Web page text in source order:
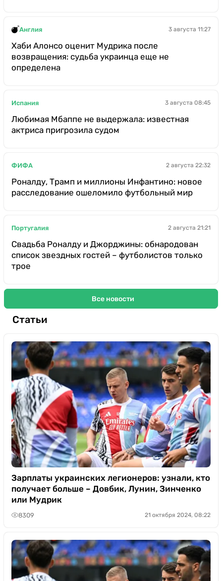
Англия 3 августа 11:27
Хаби Алонсо оценит Мудрика после
возвращения: судьба украинца еще не
определена
Испания 3 августа 08:45
Любимая Мбаппе не выдержала: известная
актриса пригрозила судом
ФИФА 2 августа 22:32
Роналду, Трамп и миллионы Инфантино: новое
расследование ошеломило футбольный мир
Португалия 2 августа 21:21
Свадьба Роналду и Джорджины: обнародован
список звездных гостей – футболистов только
трое
Все новости
Статьи
Зарплаты украинских легионеров: узнали, кто
получает больше – Довбик, Лунин, Зинченко
или Мудрик
8309 21 октября 2024, 08:22